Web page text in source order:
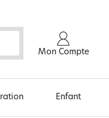
Mon Compte
Enfant